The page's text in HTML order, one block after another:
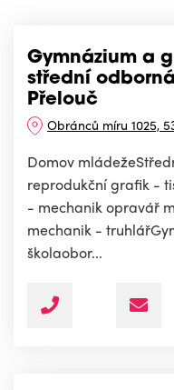
Gymnázium a
střední
Přelouč
Obránců míru 1025,
Domov
reprodukční grafik -
- mechanik opravář
mechanik -
školaobor...